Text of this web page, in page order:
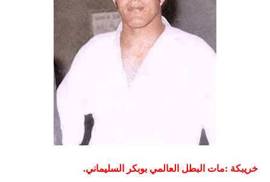
خريبكة :مات البطل العالمي بوبكر السليماني.